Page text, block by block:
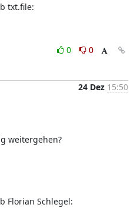
txt.file:
0
0
24 Dez 15:50
weitergehen?
Florian Schlegel: